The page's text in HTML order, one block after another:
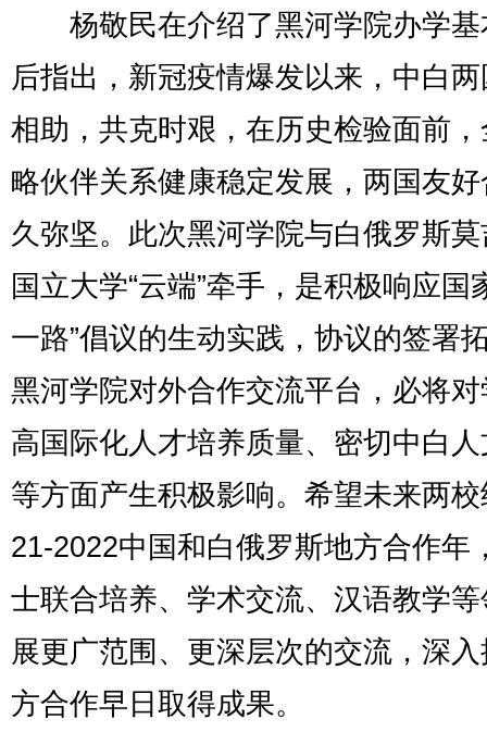
杨敬民在介绍了黑河学院办学基
后指出，新冠疫情爆发以来，中白
相助，共克时艰，在历史检验面前
略伙伴关系健康稳定发展，两国友
久弥坚。此次黑河学院与白俄罗斯
国立大学“云端”牵手，是积极响应国
一路”倡议的生动实践，协议的签署
黑河学院对外合作交流平台，必将
高国际化人才培养质量、密切中白
等方面产生积极影响。希望未来两
21-2022中国和白俄罗斯地方合作年
士联合培养、学术交流、汉语教学
展更广范围、更深层次的交流，深
方合作早日取得成果。